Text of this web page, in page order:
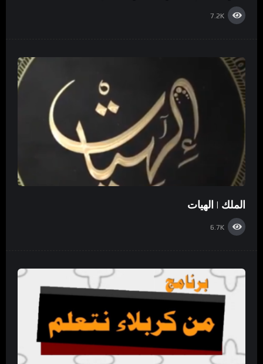
7.2K
الملك | الهيات
6.7K